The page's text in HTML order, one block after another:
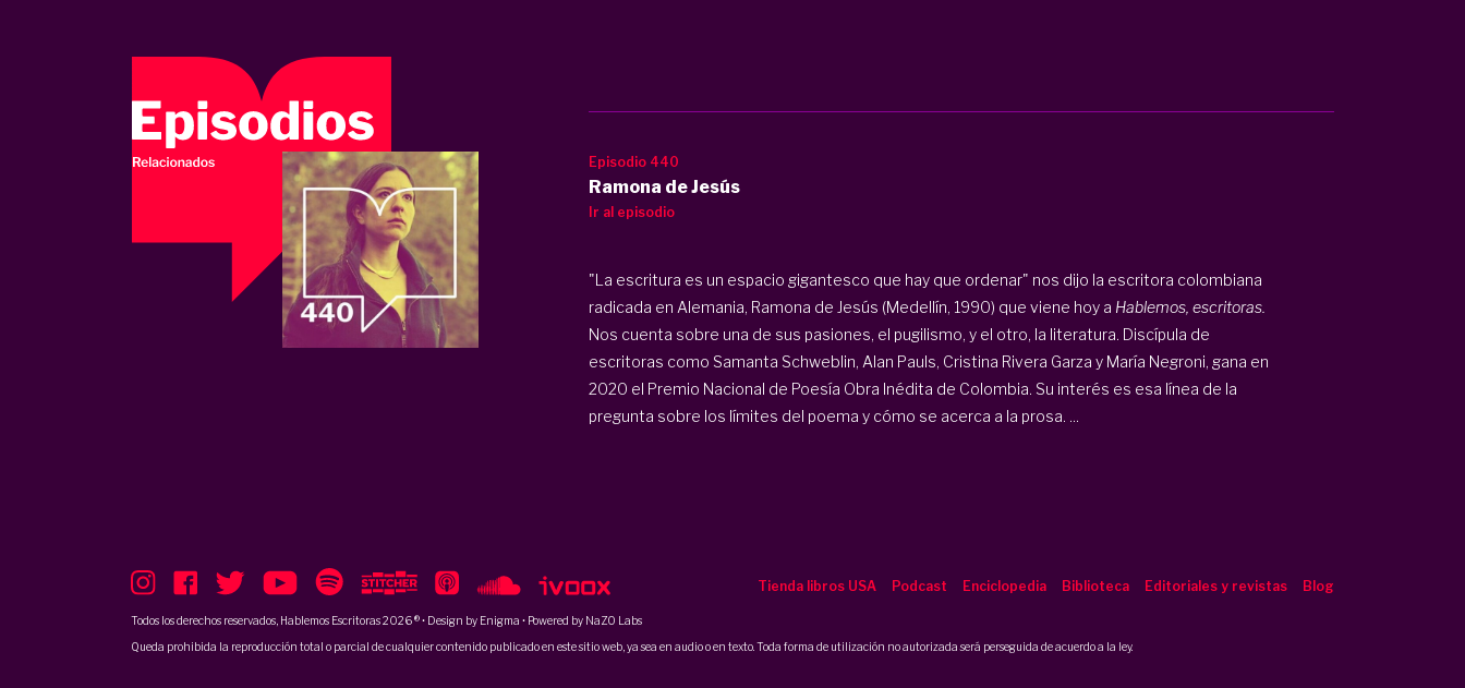
Episodio 440
Ramona de Jesús
Ir al episodio
"La escritura es un espacio gigantesco que hay que ordenar" nos dijo la escritora colombiana
radicada en Alemania, Ramona de Jesús (Medellín, 1990) que viene hoy a Hablemos, escritoras.
Nos cuenta sobre una de sus pasiones, el pugilismo, y el otro, la literatura. Discípula de
escritoras como Samanta Schweblin, Alan Pauls, Cristina Rivera Garza y María Negroni, gana en
2020 el Premio Nacional de Poesía Obra Inédita de Colombia. Su interés es esa línea de la
pregunta sobre los límites del poema y cómo se acerca a la prosa. ...
Tienda libros USA Podcast Enciclopedia Biblioteca Editoriales y revistas Blog
Todos los derechos reservados, Hablemos Escritoras 2026 ® • Design by Enigma • Powered by NaZO Labs
Queda prohibida la reproducción total o parcial de cualquier contenido publicado en este sitio web, ya sea en audio o en texto. Toda forma de utilización no autorizada será perseguida de acuerdo a la ley.